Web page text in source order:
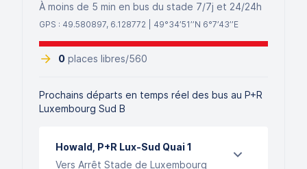
À moins de 5 min en bus du stade 7/7j et 24/24h
GPS : 49.580897, 6.128772 | 49°34’51’’N 6°7’43’’E
0 places libres/560
Prochains départs en temps réel des bus au P+R
Luxembourg Sud B
Howald, P+R Lux-Sud Quai 1
Vers Arrêt Stade de Luxembourg